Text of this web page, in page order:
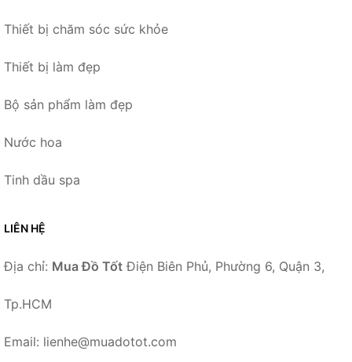
Thiết bị chăm sóc sức khỏe
Thiết bị làm đẹp
Bộ sản phẩm làm đẹp
Nước hoa
Tinh dầu spa
LIÊN HỆ
Địa chỉ: Mua Đồ Tốt Điện Biên Phủ, Phường 6, Quận 3,
Tp.HCM
Email: lienhe@muadotot.com